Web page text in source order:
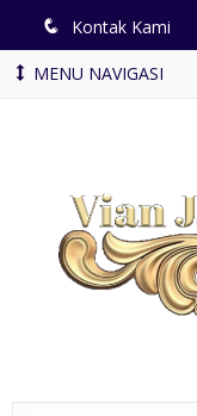
q Kontak Kami
MENU NAVIGASI